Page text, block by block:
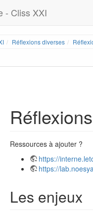
- Cliss XXI
Réflexions diverses
Ressources à ajouter ?
https://
https://
Les enjeux